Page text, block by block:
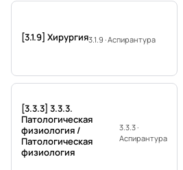
[3.1.9] Хирургия3.1.9 · Аспирантура
[3.3.3] 3.3.3.
Патологическая
физиология /
Патологическая
физиология
3.3.3 ·
Аспирантура